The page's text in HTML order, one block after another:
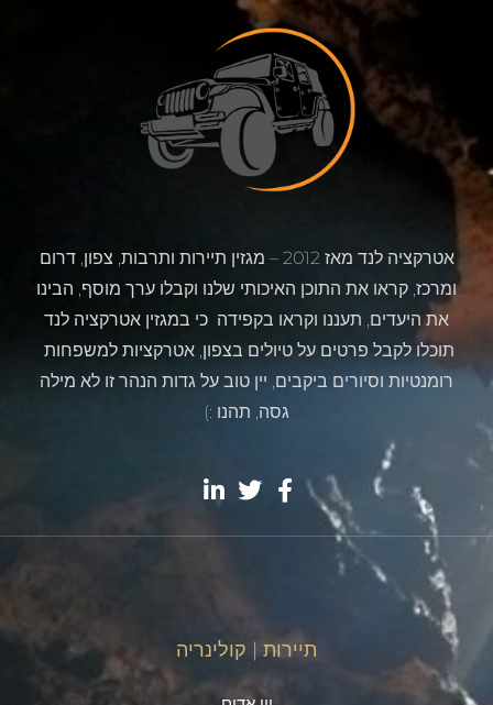
אטרקציה לנד מאז 2012 – מגזין תיירות ותרבות, צפון, דרום
ומרכז, קראו את התוכן האיכותי שלנו וקבלו ערך מוסף, הבינו
את היעדים, תעננו וקראו בקפידה כי במגזין אטרקציה לנד
תוכלו לקבל פרטים על טיולים בצפון, אטרקציות למשפחות
רומנטיות וסיורים ביקבים, יין טוב על גדות הנהר זו לא מילה
גסה, תהנו :)
תיירות | קולינריה